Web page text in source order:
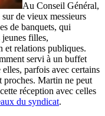
Au Conseil Général,
de vieux messieurs
de banquets, qui
jeunes filles,
et relations publiques.
servi à un buffet
parfois avec certains
proches. Martin ne peut
réception avec celles
du syndicat.